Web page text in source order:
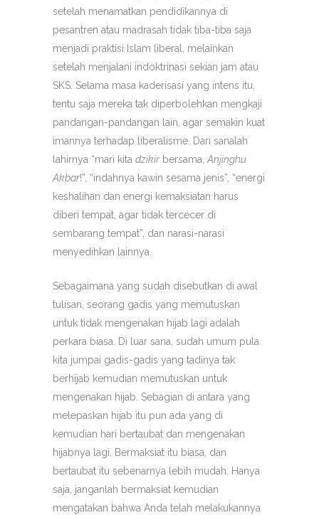
setelah menamatkan pendidikannya di
pesantren atau madrasah tidak tiba-tiba saja
menjadi praktisi Islam liberal, melainkan
setelah menjalani indoktrinasi sekian jam atau
SKS. Selama masa kaderisasi yang intens itu,
tentu saja mereka tak diperbolehkan mengkaji
pandangan-pandangan lain, agar semakin kuat
imannya terhadap liberalisme. Dari sanalah
lahirnya “mari kita dzikir bersama,Anjinghu
Akbar!”, “indahnya kawin sesama jenis”, “energi
keshalihan dan energi kemaksiatan harus
diberi tempat, agar tidak tercecer di
sembarang tempat”, dan narasi-narasi
menyedihkan lainnya.
Sebagaimana yang sudah disebutkan di awal
tulisan, seorang gadis yang memutuskan
untuk tidak mengenakan hijab lagi adalah
perkara biasa. Di luar sana, sudah umum pula
kita jumpai gadis-gadis yang tadinya tak
berhijab kemudian memutuskan untuk
mengenakan hijab. Sebagian di antara yang
melepaskan hijab itu pun ada yang di
kemudian hari bertaubat dan mengenakan
hijabnya lagi. Bermaksiat itu biasa, dan
bertaubat itu sebenarnya lebih mudah. Hanya
saja, janganlah bermaksiat kemudian
mengatakan bahwa Anda telah melakukannya